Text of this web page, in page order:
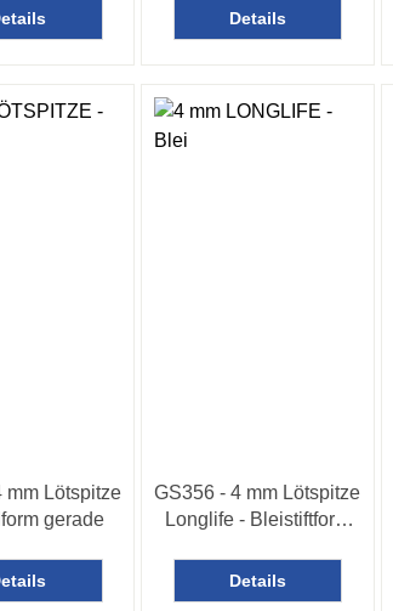
Details
mm Lötspitze
gerade
GS356 - 4 mm Lötspitze
Longlife - Bleistiftform
Details